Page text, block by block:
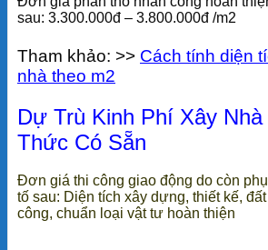
sau: 3.300.000đ – 3.800.000đ /m2
Tham khảo: >> Cách tính diện
nhà theo m2
Dự Trù Kinh Phí Xây Nhà
Thức Có Sẵn
Đơn giá thi công giao động do còn
tố sau: Diện tích xây dựng, thiết kế,
công, chuẩn loại vật tư hoàn thiện